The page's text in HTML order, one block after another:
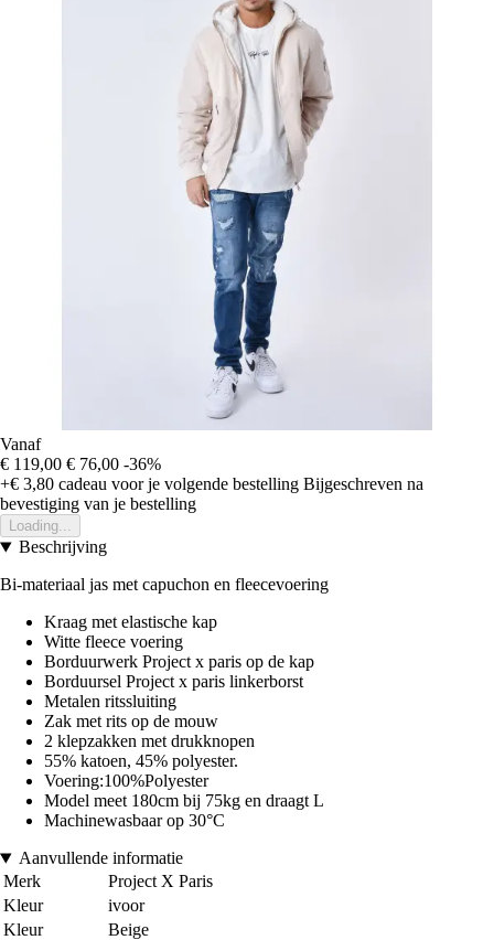
Vanaf
€ 119,00 € 76,00 -36%
+€ 3,80 cadeau voor je volgende bestelling Bijgeschreven na
bevestiging van je bestelling
Loading...
Beschrijving
Bi-materiaal jas met capuchon en fleecevoering
Kraag met elastische kap
Witte fleece voering
Borduurwerk Project x paris op de kap
Borduursel Project x paris linkerborst
Metalen ritssluiting
Zak met rits op de mouw
2 klepzakken met drukknopen
55% katoen, 45% polyester.
Voering:100%Polyester
Model meet 180cm bij 75kg en draagt L
Machinewasbaar op 30°C
Aanvullende informatie
Merk
Project X Paris
Kleur
ivoor
Kleur
Beige